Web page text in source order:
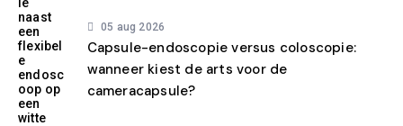
05 aug 2026
Capsule-endoscopie versus coloscopie:
wanneer kiest de arts voor de
cameracapsule?